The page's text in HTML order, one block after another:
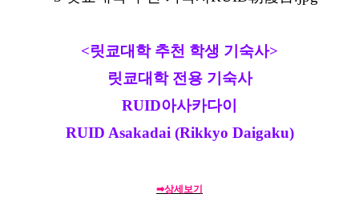
<릿쿄대학 추천 학생 기숙사>
릿쿄대학 전용 기숙사
RUID아사카다이
RUID Asakadai (Rikkyo Daigaku)
➡상세보기